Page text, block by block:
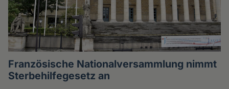
Französische Nationalversammlung nimmt
Sterbehilfegesetz an